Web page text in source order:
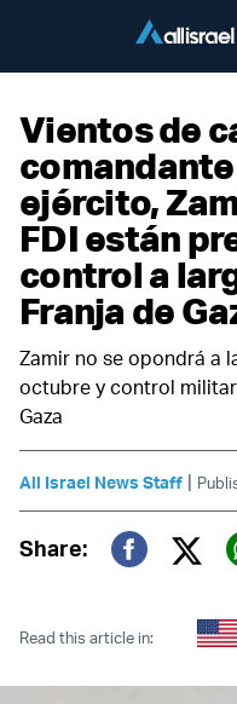
Vientos de
ejército,
FDI están
control a
Franja de
Zamir no se opondrá a
octubre y control
Gaza
All Israel News Staff |
Share:
Read this article in: